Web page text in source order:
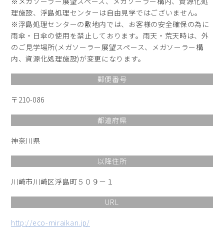
理施設、浮島処理センターは自由見学ではございません。
※浮島処理センターの敷地内では、お客様の安全確保の為に
雨傘・日傘の使用を禁止しております。雨天・荒天時は、外
のご見学場所(メガソーラー展望スペース、メガソーラー構
内、資源化処理施設)が変更になります。
郵便番号
〒210-086
都道府県
神奈川県
以降住所
川崎市川崎区浮島町５０９－１
URL
http://eco-miraikan.jp/